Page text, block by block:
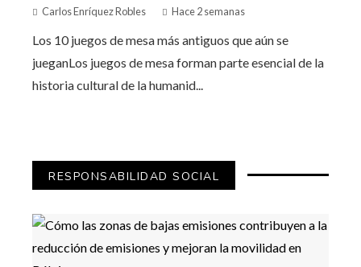
Carlos Enríquez Robles Hace 2 semanas
Los 10 juegos de mesa más antiguos que aún se
jueganLos juegos de mesa forman parte esencial de la
historia cultural de la humanid...
RESPONSABILIDAD SOCIAL